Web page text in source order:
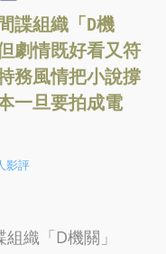
諜組織「D機
劇情既好看又符
務風情把小說撐
一旦要拍成電
影評
織「D機關」